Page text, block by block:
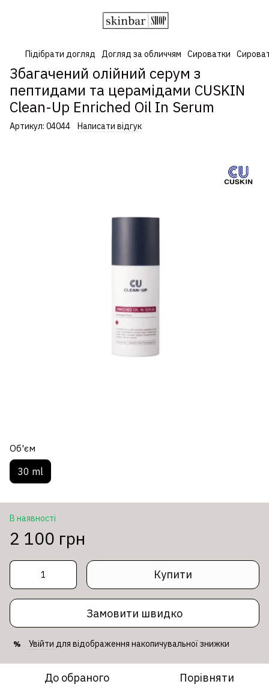
Підібрати догляд Догляд за обличчям Сироватки
Збагачений олійний серум з
пептидами та церамідами CUSKIN
Clean-Up Enriched Oil In Serum
Артикул: 04044 Написати відгук
Об'єм
30 ml
В наявності
2 100 грн
Купити
Замовити швидко
% Увійти для відображення накопичувальної знижки
До обраного Порівняти